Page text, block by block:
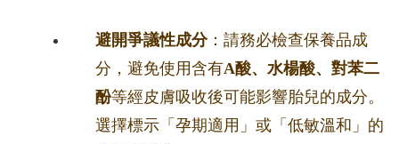
避開爭議性成分：請務必檢查保養品成
分，避免使用含有A酸、水楊酸、對苯二
酚等經皮膚吸收後可能影響胎兒的成分。
選擇標示「孕期適用」或「低敏溫和」的